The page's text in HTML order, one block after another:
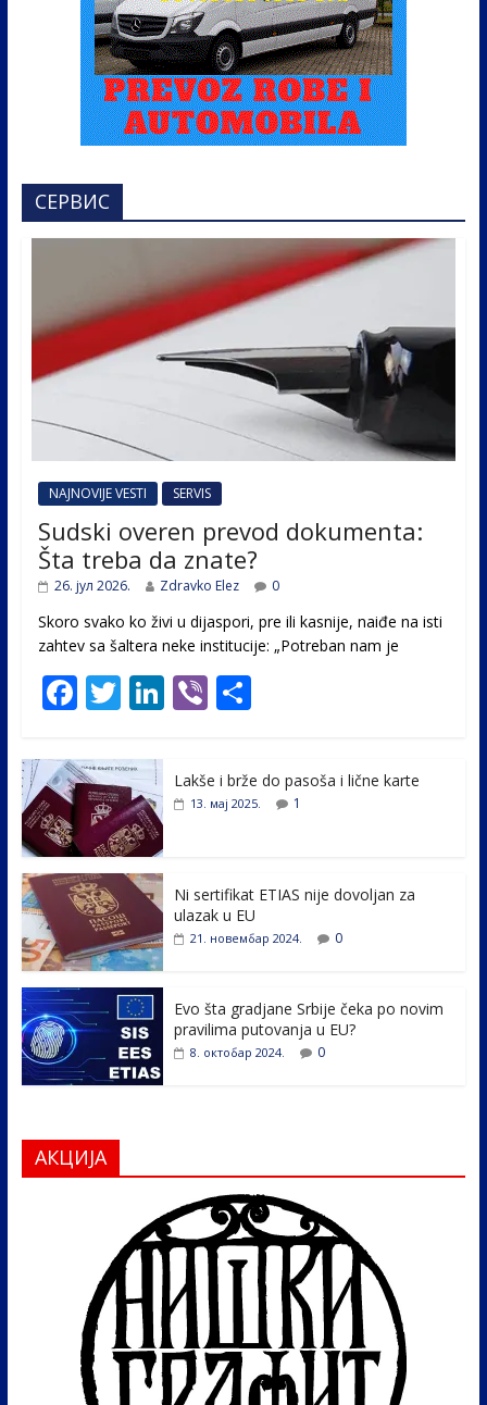
СЕРВИС
NAJNOVIJE VESTI SERVIS
Sudski overen prevod dokumenta:
Šta treba da znate?
26. јул 2026. Zdravko Elez 0
Skoro svako ko živi u dijaspori, pre ili kasnije, naiđe na isti
zahtev sa šaltera neke institucije: „Potreban nam je
F
e
b
o
o
k
T
itt
er
Li
e
Vi
er
S
ar
e
Lakše i brže do pasoša i lične karte
13. мај 2025. 1
Ni sertifikat ETIAS nije dovoljan za
ulazak u EU
21. новембар 2024. 0
Evo šta gradjane Srbije čeka po novim
pravilima putovanja u EU?
8. октобар 2024. 0
АКЦИЈА